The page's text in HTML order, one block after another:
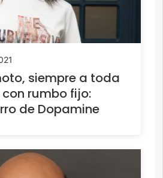
siempre a toda
rumbo fijo:
de Dopamine